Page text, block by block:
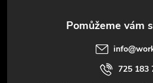
info@
725 183